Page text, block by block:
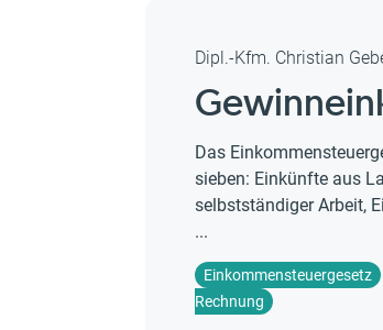
Dipl.-Kfm. Christian
Das
sieben: Einkünfte aus
selbstständiger Arbeit,
...
Einkommensteuergesetz
Rechnung